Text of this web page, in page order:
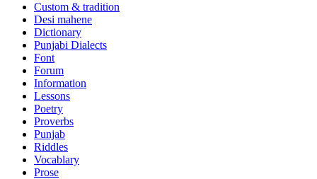
Custom & tradition
Desi mahene
Dictionary
Punjabi Dialects
Font
Forum
Information
Lessons
Poetry
Proverbs
Punjab
Riddles
Vocablary
Prose